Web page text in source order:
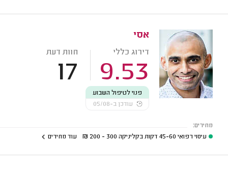
אסי
דירוג כללי
9.53
חוות דעת
17
פנוי לטיפול השבוע
עודכן ב-05/08
מחירים:
עיסוי רפואי 45-60 דקות בקליניקה
300 - 200
₪ עוד מחירים